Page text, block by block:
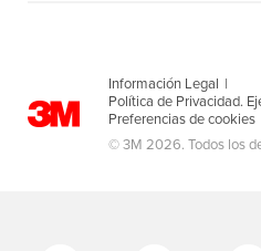
Información Legal |
Política de Privacidad.
Preferencias de cookies
© 3M 2026. Todos los